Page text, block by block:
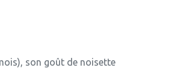
son goût de noisette